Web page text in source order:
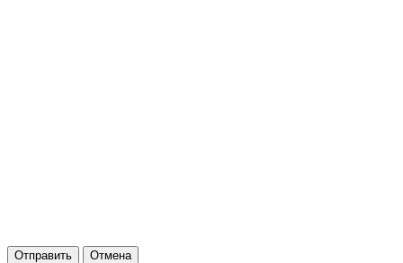
Отправить Отмена